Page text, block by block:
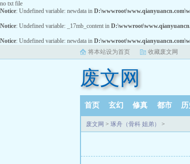
no txt file
Notice: Undefined variable: newdata in
Notice: Undefined variable: _17mb_content in
Notice: Undefined variable: newdata in
将本站设为首页
收藏废文网
废文网
首页 玄幻 修真 都市 历
废文网 > 琢舟（骨科 姐弟） >